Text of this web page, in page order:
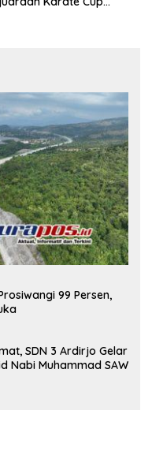
99 Persen,
SDN 3 Ardirjo Gelar
Nabi Muhammad SAW